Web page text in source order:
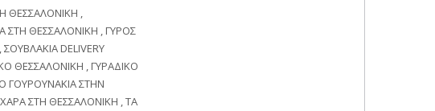
ΘΕΣΣΑΛΟΝΙΚΗ ,
ΣΤΗ ΘΕΣΣΑΛΟΝΙΚΗ , ΓΥΡΟΣ
DELIVERY
ΘΕΣΣΑΛΟΝΙΚΗ , ΓΥΡΑΔΙΚΟ
ΓΟΥΡΟΥΝΑΚΙΑ ΣΤΗΝ
ΣΤΗ ΘΕΣΣΑΛΟΝΙΚΗ , ΤΑ